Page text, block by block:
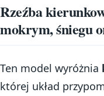
Rzeźba
mokrym, śniegu
Ten model wyróżnia
której układ